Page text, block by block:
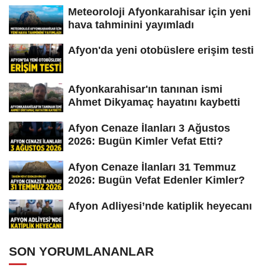
Meteoroloji Afyonkarahisar için yeni
hava tahminini yayımladı
Afyon'da yeni otobüslere erişim testi
Afyonkarahisar'ın tanınan ismi
Ahmet Dikyamaç hayatını kaybetti
Afyon Cenaze İlanları 3 Ağustos
2026: Bugün Kimler Vefat Etti?
Afyon Cenaze İlanları 31 Temmuz
2026: Bugün Vefat Edenler Kimler?
Afyon Adliyesi’nde katiplik heyecanı
SON YORUMLANANLAR